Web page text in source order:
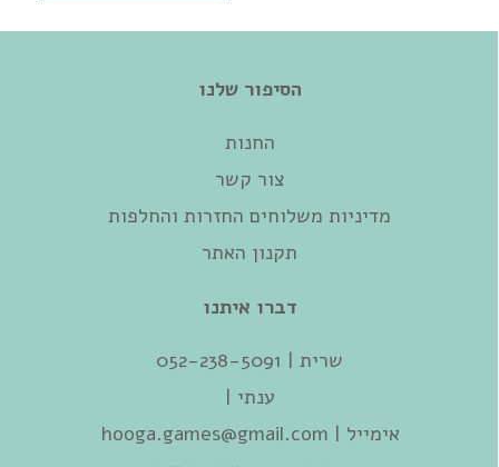
הסיפור שלנו
החנות
צור קשר
מדיניות משלוחים החזרות והחלפות
תקנון האתר
דברו איתנו
שרית | 052-238-5091‬
ענתי |
אימייל | hooga.games@gmail.com